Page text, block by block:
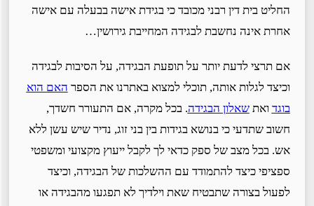
החליט בית דין רבני מכובד כי בגידת אישה בבעלה עם אישה
אחרת אינה נחשבת לבגידה המחייבת גירושין…
אם תרצי לדעת יותר על תופעת הבגידה, על הסיבות לבגידה
וכיצד לגלות אותה, תוכלי למצוא באתרנו את הספרהאם הוא
בוגדואתשאלון הבגידה. בכל מקרה, אם התעורר חשדך,
חשוב שתדעי כי בנושא בגידות בין בני זוג, נדיר שיש עשן ללא
אש. בכל מצב של ספק כדאי לך לקבל ייעוץ מקצועי ומשפטי
ספציפי כיצד להתמודד עם ההשלכות של הבגידה, וכיצד
לפעול בצורה שתבטיח שאת וילדיך לא תפגעו מהבגידה או